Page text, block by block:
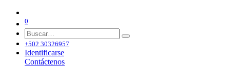
0
+502 30326957
Identificarse
Contáctenos